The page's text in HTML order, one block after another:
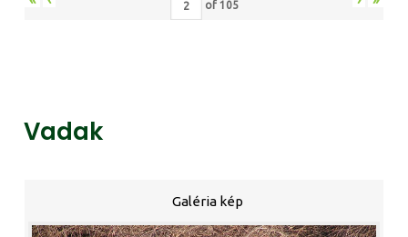
of 105
Vadak
Galéria kép